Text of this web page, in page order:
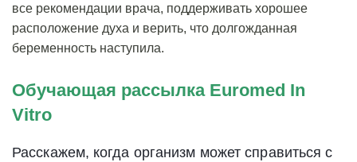
все рекомендации врача, поддерживать хорошее
расположение духа и верить, что долгожданная
беременность наступила.
Обучающая рассылка Euromed In
Vitro
Расскажем, когда организм может справиться с